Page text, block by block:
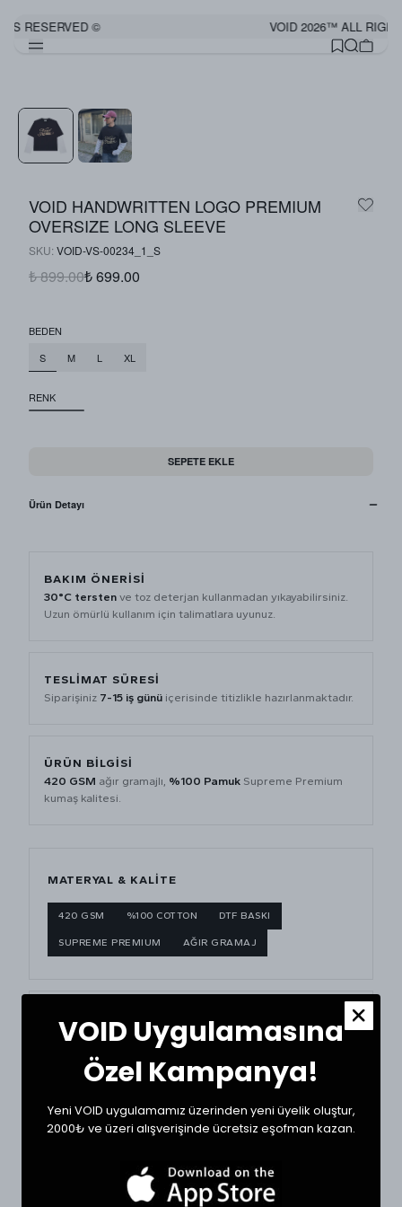
RESERVED © VOID 2026™ ALL
VOID HANDWRITTEN LOGO PREMIUM
OVERSIZE LONG SLEEVE
SKU: VOID-VS-00234_1_S
₺ 899.00₺ 699.00
BEDEN
S
M L XL
RENK
SEPETE EKLE
Ürün Detayı
BAKIM ÖNERISI
30°C tersten ve toz deterjan kullanmadan yıkayabilirsiniz.
Uzun ömürlü kullanım için talimatlara uyunuz.
TESLIMAT SÜRESI
Siparişiniz 7-15 iş günü içerisinde titizlikle hazırlanmaktadır.
ÜRÜN BILGISI
420 GSM ağır gramajlı, %100 Pamuk Supreme Premium
kumaş kalitesi.
MATERYAL & KALITE
420 GSM %100 COTTON DTF BASKI
SUPREME PREMIUM AĞIR GRAMAJ
BEDEN ÖLÇÜ TABLOSU
BEDEN GÖĞÜS (CM) BOY (CM)
Small 62 62
67
VOID Uygulamasına
Özel Kampanya!
Yeni VOID uygulamamız üzerinden yeni üyelik oluştur,
2000₺ ve üzeri alışverişinde ücretsiz eşofman kazan.